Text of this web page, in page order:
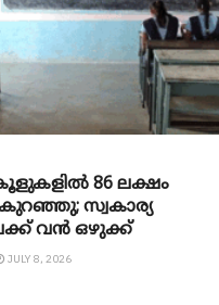
86 ലക്ഷം
കുറഞ്ഞു; സ്വകാര്യ
വൻ ഒഴുക്ക്
JULY 8, 2026